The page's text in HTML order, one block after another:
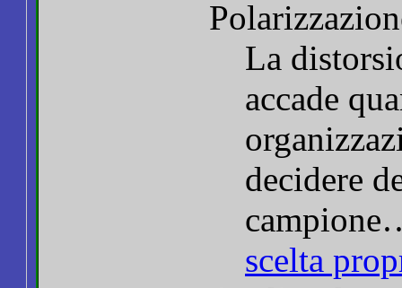
La
accade
decidere
scelta